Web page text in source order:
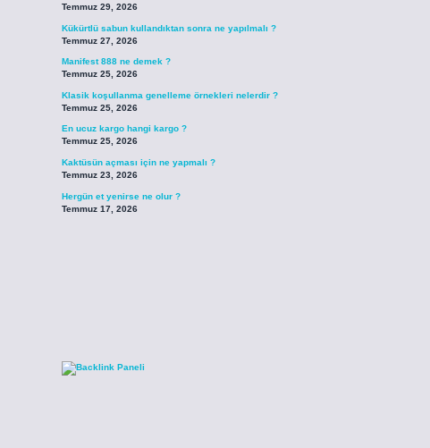
Temmuz 29, 2026
Kükürtlü sabun kullandıktan sonra ne yapılmalı ?
Temmuz 27, 2026
Manifest 888 ne demek ?
Temmuz 25, 2026
Klasik koşullanma genelleme örnekleri nelerdir ?
Temmuz 25, 2026
En ucuz kargo hangi kargo ?
Temmuz 25, 2026
Kaktüsün açması için ne yapmalı ?
Temmuz 23, 2026
Hergün et yenirse ne olur ?
Temmuz 17, 2026